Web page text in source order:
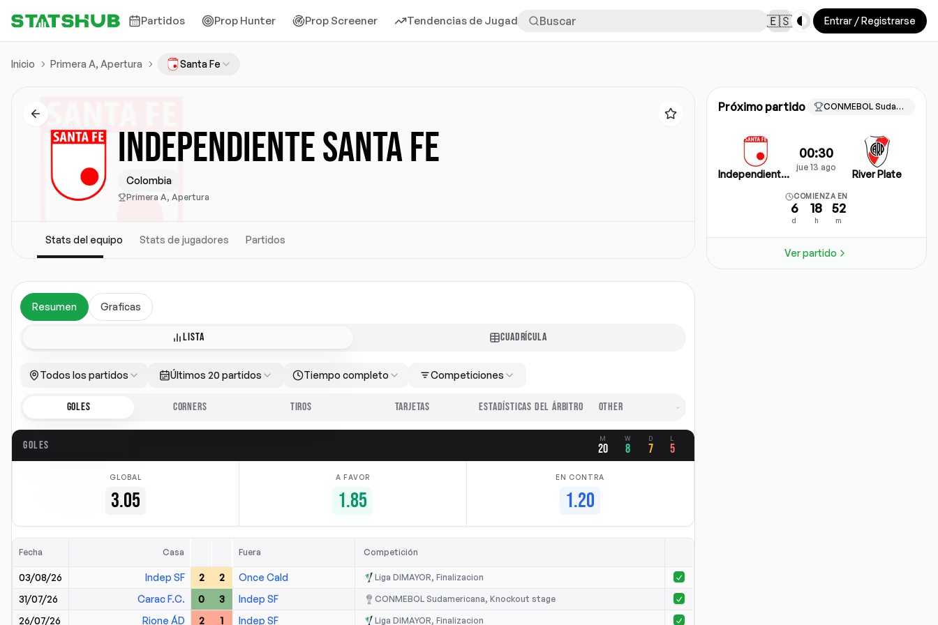
Partidos Prop Hunter Prop Screener Tendencias de Jugadores Más 🇪🇸 Toggle theme
Entrar / Registrarse
Inicio Primera A, Apertura Santa Fe
INDEPENDIENTE SANTA FE
Colombia
Primera A, Apertura
Stats del equipo Stats de jugadores Partidos
Próximo partido CONMEBOL Sudamericana, Knockout stage
Independiente Santa Fe
00:30
jue 13 ago
River Plate
COMIENZA EN
6
d
18
h
52
m
Ver partido
Resumen Graficas
LISTA CUADRÍCULA
Todos los partidos Últimos 20 partidos Tiempo completo Competiciones
GOLES CORNERS TIROS TARJETAS ESTADÍSTICAS DEL ÁRBITRO
GOLES M
20
W
8
D
7
L
5
GLOBAL
3.05
A FAVOR
1.85
EN CONTRA
1.20
Fecha Casa Fuera Competición
03/08/26 Indep SF 2 2 Once Cald Liga DIMAYOR, Finalizacion
31/07/26 Carac F.C. 0 3 Indep SF CONMEBOL Sudamericana, Knockout stage
26/07/26 Rione ÁD 2 1 Indep SF Liga DIMAYOR, Finalizacion